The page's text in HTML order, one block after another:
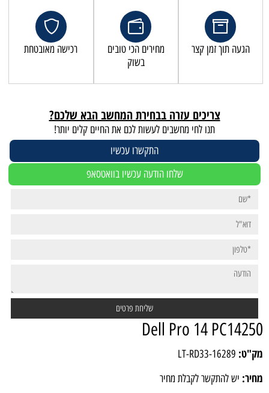
הגעה תוך זמן קצר
מחירים הכי טובים
בשוק
רכישה מאובטחת
צריכים עזרה בבחירת המחשב הבא שלכם?
תנו לחי מחשבים לעשות לכם את החיים קלים יותר!
התקשרו עכשיו
שלחו הודעה עכשיו בוואטסאפ
Dell Pro 14 PC14250
מק"ט: LT-RD33-16289
מחיר: יש להתקשר לקבלת מחיר